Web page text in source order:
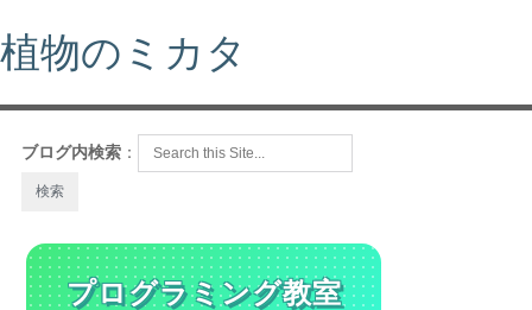
植物のミカタ
ブログ内検索 ：
プログラミング教室